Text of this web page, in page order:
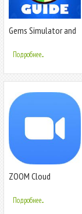
Gems Simulator and
Подробнее...
ZOOM Cloud
Подробнее...